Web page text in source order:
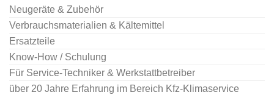
Neugeräte & Zubehör
Verbrauchsmaterialien & Kältemittel
Ersatzteile
Know-How / Schulung
Für Service-Techniker & Werkstattbetreiber
über 20 Jahre Erfahrung im Bereich Kfz-Klimaservice